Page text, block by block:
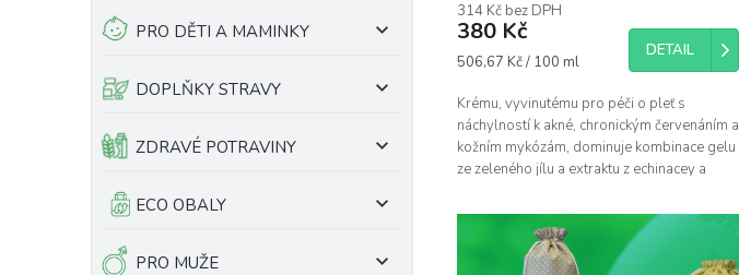
PRO DĚTI A MAMINKY
DOPLŇKY STRAVY
ZDRAVÉ POTRAVINY
ECO OBALY
PRO MUŽE
314 Kč bez DPH
380 Kč
Měrná
506,67 Kč / 100 ml
DETAIL
Krému, vyvinutému pro péči o pleť s
náchylností k akné, chronickým červenáním a
kožním mykózám, dominuje kombinace gelu
ze zeleného jílu a extraktu z echinacey a